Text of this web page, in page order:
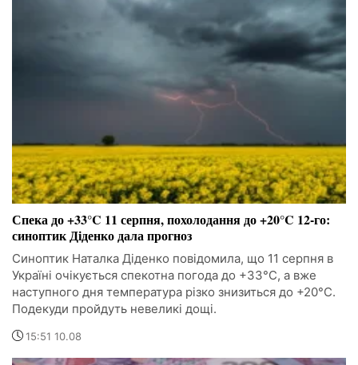
Спека до +33°C 11 серпня, похолодання до +20°C 12-го:
синоптик Діденко дала прогноз
Синоптик Наталка Діденко повідомила, що 11 серпня в
Україні очікується спекотна погода до +33°C, а вже
наступного дня температура різко знизиться до +20°C.
Подекуди пройдуть невеликі дощі.
15:51 10.08